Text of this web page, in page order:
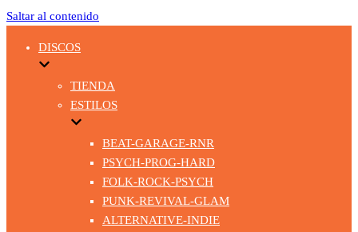
Saltar al contenido
DISCOS
TIENDA
ESTILOS
BEAT-GARAGE-RNR
PSYCH-PROG-HARD
FOLK-ROCK-PSYCH
PUNK-REVIVAL-GLAM
ALTERNATIVE-INDIE